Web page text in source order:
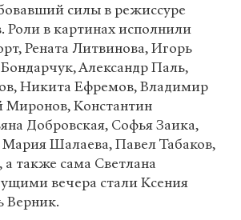
силы в режиссуре
Роли в картинах исполнили
Рената Литвинова, Игорь
Александр Паль,
Никита Ефремов, Владимир
Миронов, Константин
Добровская, Софья Заика,
Шалаева, Павел Табаков,
а также сама Светлана
вечера стали Ксения
Верник.